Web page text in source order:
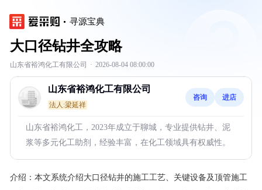
寻源宝典
大口径钻井全攻略
山东省裕鸿化工有限公司 · 2026-08-04 08:00:00
山东省裕鸿化工有限公司
法人:梁延祥
咨询 进店
山东省裕鸿化工，2023年成立于聊城，专业提供钻井、泥
浆等多元化工助剂，经验丰富，在化工领域具有权威性。
介绍： 本文系统介绍大口径钻井的施工工艺、关键设备及顶管施工